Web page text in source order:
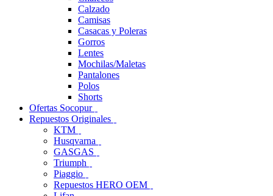
Calzado
Camisas
Casacas y Poleras
Gorros
Lentes
Mochilas/Maletas
Pantalones
Polos
Shorts
Ofertas Socopur
Repuestos Originales
KTM
Husqvarna
GASGAS
Triumph
Piaggio
Repuestos HERO OEM